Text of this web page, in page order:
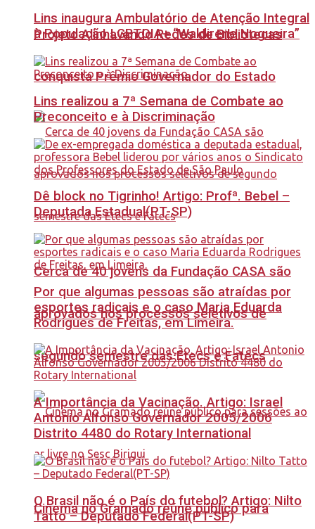
Projeto Alinhavando Redes de Bibliotecas
conquista Prêmio Governador do Estado
Cerca de 40 jovens da Fundação CASA são
aprovados nos processos seletivos de
segundo semestre das Etecs e Fatecs
Cinema no Gramado reúne público para
Lins inaugura Ambulatório de Atenção Integral
à População LGBTQIA+ “Waldirene Nogueira”
Lins realizou a 7ª Semana de Combate ao
Preconceito e à Discriminação
Dê block no Tigrinho! Artigo: Profª. Bebel –
Deputada Estadual(PT-SP)
Por que algumas pessoas são atraídas por
esportes radicais e o caso Maria Eduarda
Rodrigues de Freitas, em Limeira.
A Importância da Vacinação. Artigo: Israel
Antonio Alfonso Governador 2005/2006
Distrito 4480 do Rotary International
O Brasil não é o País do futebol? Artigo: Nilto
Tatto – Deputado Federal(PT-SP)